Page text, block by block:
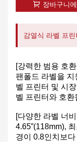
장바구니
감열식 라벨 프
[강력한 범용 호
팬폴드 라벨을
벨 프린터 및 시
벨 프린터와 호환
[다양한 라벨 너
4.65”(118mm),
경이 0.8인치보